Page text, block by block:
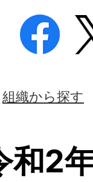
組織から探す
和2